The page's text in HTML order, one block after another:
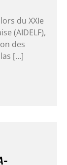
du XXIe
(AIDELF),
des
[…]